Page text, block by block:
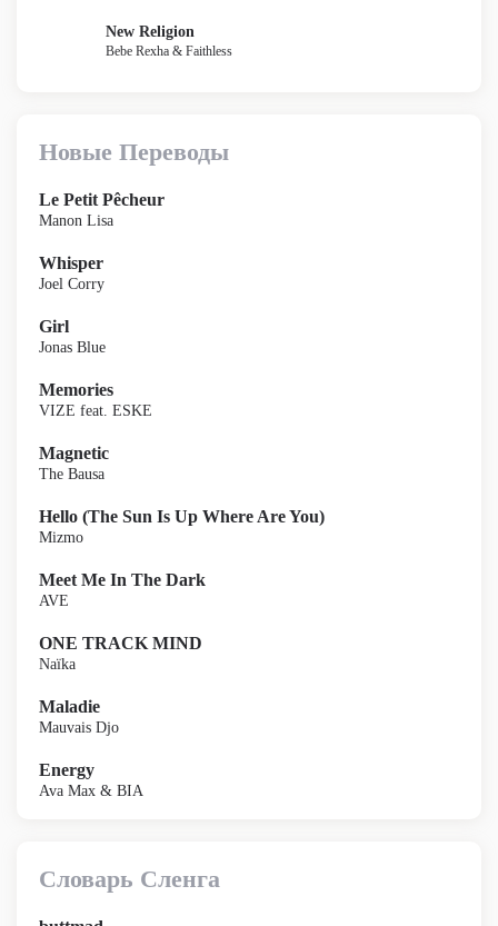
New Religion
Bebe Rexha & Faithless
Новые Переводы
Le Petit Pêcheur
Manon Lisa
Whisper
Joel Corry
Girl
Jonas Blue
Memories
VIZE feat. ESKE
Magnetic
The Bausa
Hello (The Sun Is Up Where Are You)
Mizmo
Meet Me In The Dark
AVE
ONE TRACK MIND
Naïka
Maladie
Mauvais Djo
Energy
Ava Max & BIA
Словарь Сленга